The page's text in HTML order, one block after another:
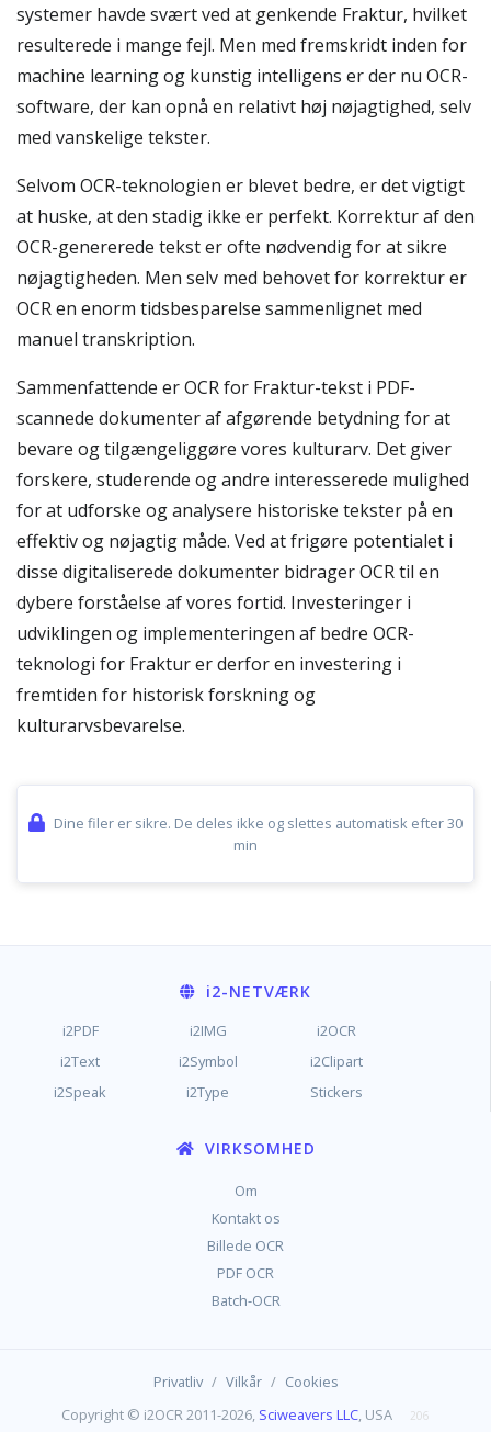
systemer havde svært ved at genkende Fraktur, hvilket
resulterede i mange fejl. Men med fremskridt inden for
machine learning og kunstig intelligens er der nu OCR-
software, der kan opnå en relativt høj nøjagtighed, selv
med vanskelige tekster.
Selvom OCR-teknologien er blevet bedre, er det vigtigt
at huske, at den stadig ikke er perfekt. Korrektur af den
OCR-genererede tekst er ofte nødvendig for at sikre
nøjagtigheden. Men selv med behovet for korrektur er
OCR en enorm tidsbesparelse sammenlignet med
manuel transkription.
Sammenfattende er OCR for Fraktur-tekst i PDF-
scannede dokumenter af afgørende betydning for at
bevare og tilgængeliggøre vores kulturarv. Det giver
forskere, studerende og andre interesserede mulighed
for at udforske og analysere historiske tekster på en
effektiv og nøjagtig måde. Ved at frigøre potentialet i
disse digitaliserede dokumenter bidrager OCR til en
dybere forståelse af vores fortid. Investeringer i
udviklingen og implementeringen af bedre OCR-
teknologi for Fraktur er derfor en investering i
fremtiden for historisk forskning og
kulturarvsbevarelse.
Dine filer er sikre. De deles ikke og slettes automatisk efter 30
min
i2-NETVÆRK
i2PDF i2IMG
i2OCR
i2Text
i2Symbol
i2Clipart
i2Speak
i2Type Stickers
VIRKSOMHED
Om
Kontakt os
Billede OCR
PDF OCR
Batch-OCR
Privatliv / Vilkår / Cookies
Copyright © i2OCR 2011-2026, Sciweavers LLC, USA 206